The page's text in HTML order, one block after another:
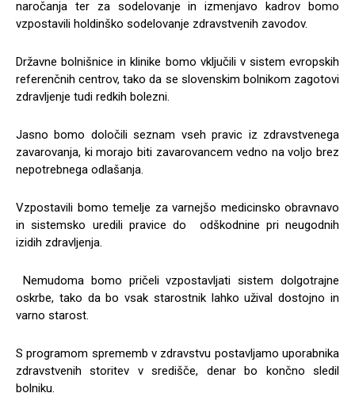
naročanja ter za sodelovanje in izmenjavo kadrov bomo
vzpostavili holdinško sodelovanje zdravstvenih zavodov.
Državne bolnišnice in klinike bomo vključili v sistem evropskih
referenčnih centrov, tako da se slovenskim bolnikom zagotovi
zdravljenje tudi redkih bolezni.
Jasno bomo določili seznam vseh pravic iz zdravstvenega
zavarovanja, ki morajo biti zavarovancem vedno na voljo brez
nepotrebnega odlašanja.
Vzpostavili bomo temelje za varnejšo medicinsko obravnavo
in sistemsko uredili pravice do odškodnine pri neugodnih
izidih zdravljenja.
Nemudoma bomo pričeli vzpostavljati sistem dolgotrajne
oskrbe, tako da bo vsak starostnik lahko užival dostojno in
varno starost.
S programom sprememb v zdravstvu postavljamo uporabnika
zdravstvenih storitev v središče, denar bo končno sledil
bolniku.